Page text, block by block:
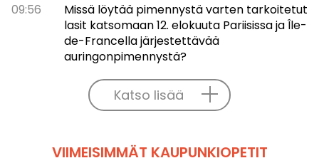
09:56
Missä löytää pimennystä varten tarkoitetut
lasit katsomaan 12. elokuuta Pariisissa ja Île-
de-Francella järjestettävää
auringonpimennystä?
Katso lisää
VIIMEISIMMÄT KAUPUNKIOPETIT